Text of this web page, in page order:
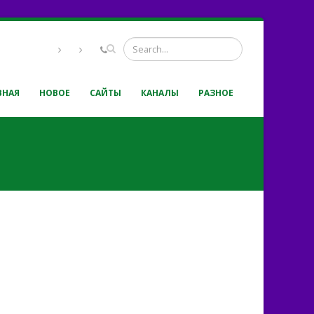
НОВОЕ САЙТЫ КАНАЛЫ РАЗНОЕ